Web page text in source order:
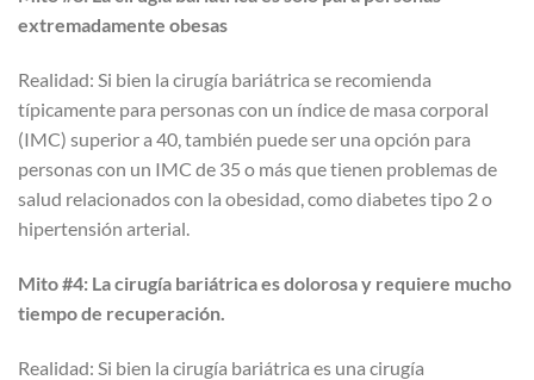
extremadamente obesas
Realidad: Si bien la cirugía bariátrica se recomienda
típicamente para personas con un índice de masa corporal
(IMC) superior a 40, también puede ser una opción para
personas con un IMC de 35 o más que tienen problemas de
salud relacionados con la obesidad, como diabetes tipo 2 o
hipertensión arterial.
Mito #4: La cirugía bariátrica es dolorosa y requiere mucho
tiempo de recuperación.
Realidad: Si bien la cirugía bariátrica es una cirugía